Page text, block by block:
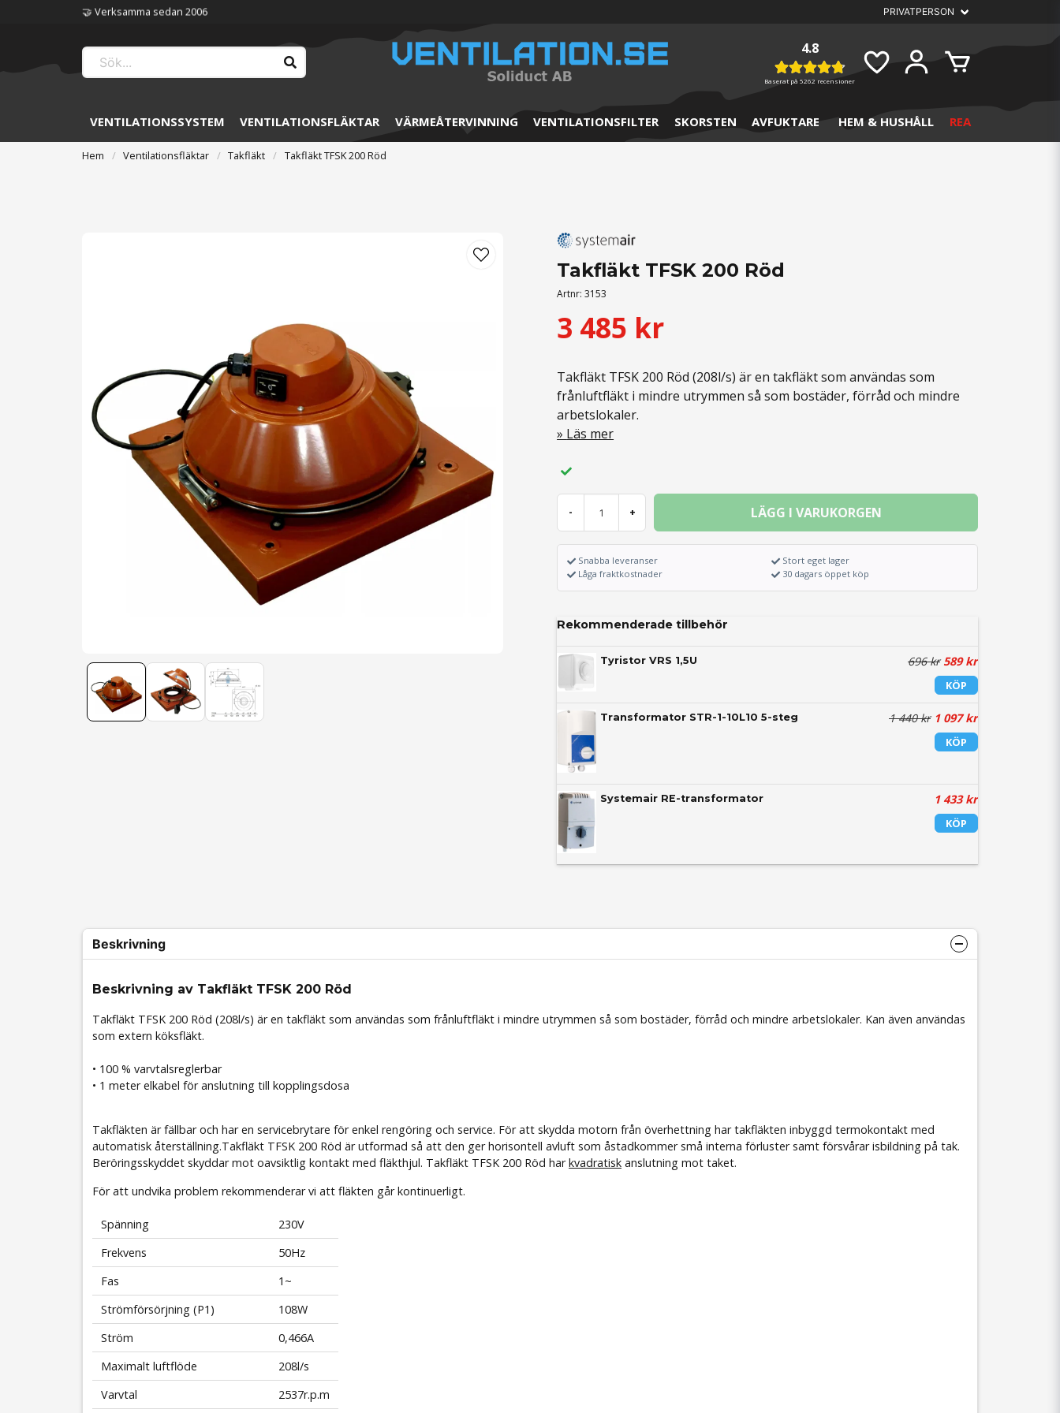
🏆 Störst på ventilation
4.8
Baserat på 5262 recensioner
VENTILATIONSSYSTEM VENTILATIONSFLÄKTAR VÄRMEÅTERVINNING VENTILATIONSFILTER SKORSTEN AVFUKTARE HEM & HUSHÅLL REA
Hem Ventilationsfläktar Takfläkt Takfläkt TFSK 200 Röd
Takfläkt TFSK 200 Röd
Artnr:3153
3 485 kr
Takfläkt TFSK 200 Röd (208l/s) är en takfläkt som användas som
frånluftfläkt i mindre utrymmen så som bostäder, förråd och mindre
arbetslokaler.
Läs mer
- + LÄGG I VARUKORGEN
Snabba leveranser
Låga fraktkostnader
Stort eget lager
30 dagars öppet köp
Rekommenderade tillbehör
Tyristor VRS 1,5U 696 kr589 kr
KÖP
Transformator STR-1-10L10 5-steg 1 440 kr1 097 kr
KÖP
Systemair RE-transformator 1 433 kr
KÖP
Beskrivning
Beskrivning av Takfläkt TFSK 200 Röd
Takfläkt TFSK 200 Röd (208l/s) är en takfläkt som användas som frånluftfläkt i mindre utrymmen så som bostäder, förråd och mindre arbetslokaler. Kan även användas
som extern köksfläkt.
• 100 % varvtalsreglerbar
• 1 meter elkabel för anslutning till kopplingsdosa
Takfläkten är fällbar och har en servicebrytare för enkel rengöring och service. För att skydda motorn från överhettning har takfläkten inbyggd termokontakt med
automatisk återställning.Takfläkt TFSK 200 Röd är utformad så att den ger horisontell avluft som åstadkommer små interna förluster samt försvårar isbildning på tak.
Beröringsskyddet skyddar mot oavsiktlig kontakt med fläkthjul. Takfläkt TFSK 200 Röd harkvadratisk anslutning mot taket.
För att undvika problem rekommenderar vi att fläkten går kontinuerligt.
Spänning
230V
Frekvens
50Hz
Fas
1~
Strömförsörjning (P1)
108W
Ström
0,466A
Maximalt luftflöde
208l/s
Varvtal
2537r.p.m